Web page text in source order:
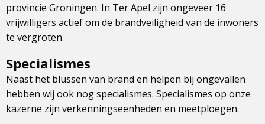
provincie Groningen. In Ter Apel zijn ongeveer 16
vrijwilligers actief om de brandveiligheid van de inwoners
te vergroten.
Specialismes
Naast het blussen van brand en helpen bij ongevallen
hebben wij ook nog specialismes. Specialismes op onze
kazerne zijn verkenningseenheden en meetploegen.